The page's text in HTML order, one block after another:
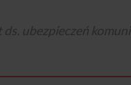
ubezpieczeń